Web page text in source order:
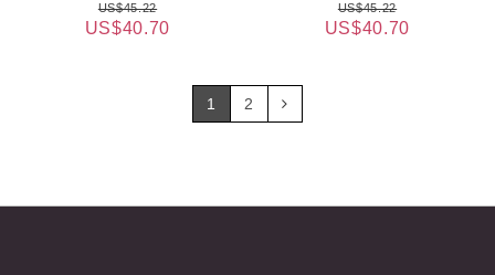
US$45.22
US$40.70
US$45.22
US$40.70
1 2